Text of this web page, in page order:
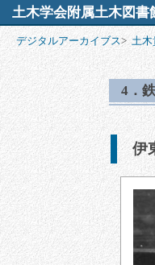
土木学会附属土木図書
デジタルアーカイブス> 土木
4．
伊